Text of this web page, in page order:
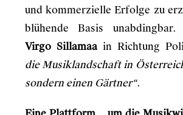
und kommerzielle Erfolge zu
blühende Basis
Virgo Sillamaa in Richtung
die Musiklandschaft in
sondern einen Gärtner“.